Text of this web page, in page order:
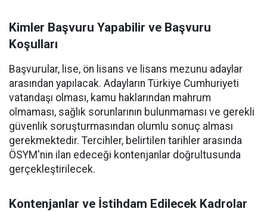
Kimler Başvuru Yapabilir ve Başvuru
Koşulları
Başvurular, lise, ön lisans ve lisans mezunu adaylar
arasından yapılacak. Adayların Türkiye Cumhuriyeti
vatandaşı olması, kamu haklarından mahrum
olmaması, sağlık sorunlarının bulunmaması ve gerekli
güvenlik soruşturmasından olumlu sonuç alması
gerekmektedir. Tercihler, belirtilen tarihler arasında
ÖSYM'nin ilan edeceği kontenjanlar doğrultusunda
gerçekleştirilecek.
Kontenjanlar ve İstihdam Edilecek Kadrolar